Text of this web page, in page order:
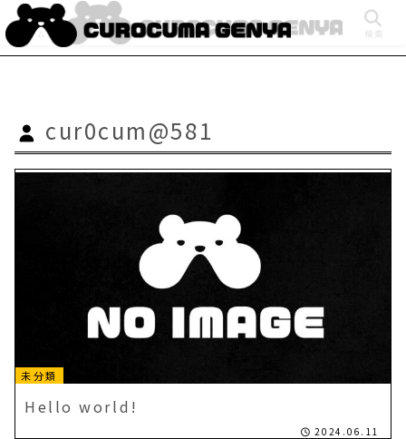
cur0cum@581
未分類
Hello world!
2024.06.11
ホーム 検索